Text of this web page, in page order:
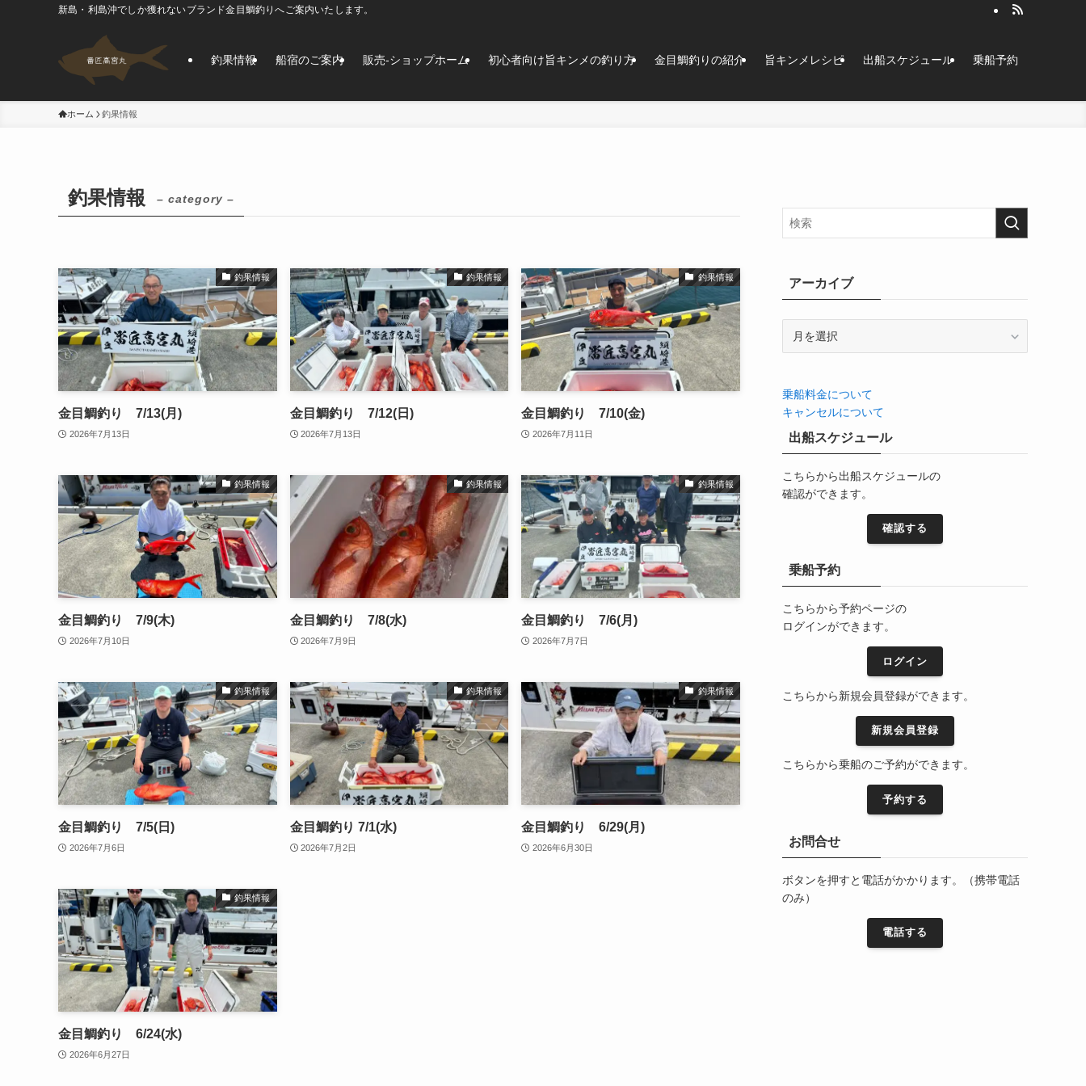
新島・利島沖でしか獲れないブランド金目鯛釣りへご案内いたします。
釣果情報 船宿のご案内 販売-ショップホーム 初心者向け旨キンメの釣り方 金目鯛釣りの紹介 旨キンメレシピ 出船スケジュール 乗船予約
ホーム 釣果情報
釣果情報 – category –
釣果情報
金目鯛釣り 7/13(月)
2026年7月13日
釣果情報
金目鯛釣り 7/12(日)
2026年7月13日
釣果情報
金目鯛釣り 7/10(金)
2026年7月11日
釣果情報
金目鯛釣り 7/9(木)
2026年7月10日
釣果情報
金目鯛釣り 7/8(水)
2026年7月9日
釣果情報
金目鯛釣り 7/6(月)
2026年7月7日
釣果情報
金目鯛釣り 7/5(日)
2026年7月6日
釣果情報
金目鯛釣り 7/1(水)
2026年7月2日
釣果情報
金目鯛釣り 6/29(月)
2026年6月30日
釣果情報
金目鯛釣り 6/24(水)
2026年6月27日
アーカイブ
ブ
乗船料金について
キャンセルについて
出船スケジュール
こちらから出船スケジュールの
確認ができます。
確認する
乗船予約
こちらから予約ページの
ログインができます。
ログイン
こちらから新規会員登録ができます。
新規会員登録
こちらから乗船のご予約ができます。
予約する
お問合せ
ボタンを押すと電話がかかります。（携帯電話
のみ）
電話する